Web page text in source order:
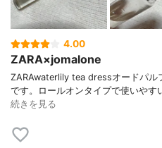
4.00
ZARA×jomalone
ZARAwaterlily tea dressオードパル
です。ロールオンタイプで使いや
続きを見る